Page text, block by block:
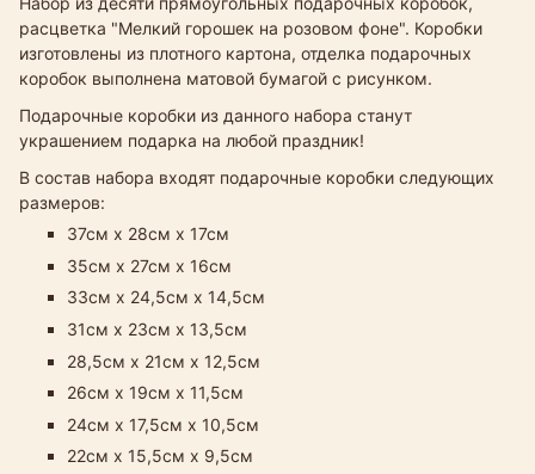
расцветка "Мелкий горошек на розовом фоне". Коробки
изготовлены из плотного картона, отделка подарочных
коробок выполнена матовой бумагой с рисунком.
Подарочные коробки из данного набора станут
украшением подарка на любой праздник!
В состав набора входят подарочные коробки следующих
размеров:
37см х 28см х 17см
35см х 27см х 16см
33см х 24,5см х 14,5см​
31см х 23см х 13,5см
28,5см х 21см х 12,5см
26см х 19см х 11,5см
24см х 17,5см х 10,5см
22см х 15,5см х 9,5см